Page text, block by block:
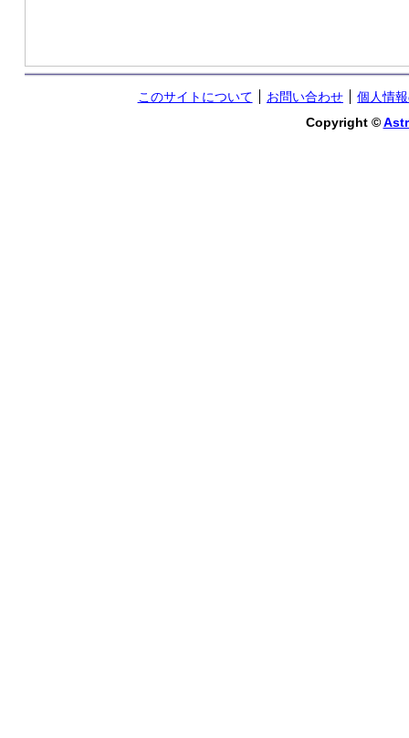
このサイトについて お問い合わせ
個人情
Copyright ©